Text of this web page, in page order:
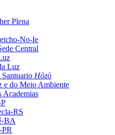
Plena
No-Ie
Central
Luz
Hōzō
e do Meio Ambiente
Academias
RS
BA